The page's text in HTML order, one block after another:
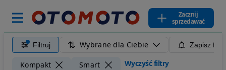
Zacznij
sprzedawać
Filtruj Wybrane dla Ciebie Zapisz
Kompakt Smart Wyczyść filtry